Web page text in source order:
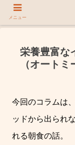
栄養豊富な
（オート
今回のコラムは
ッドから出られ
れる朝食の話。
メニュー